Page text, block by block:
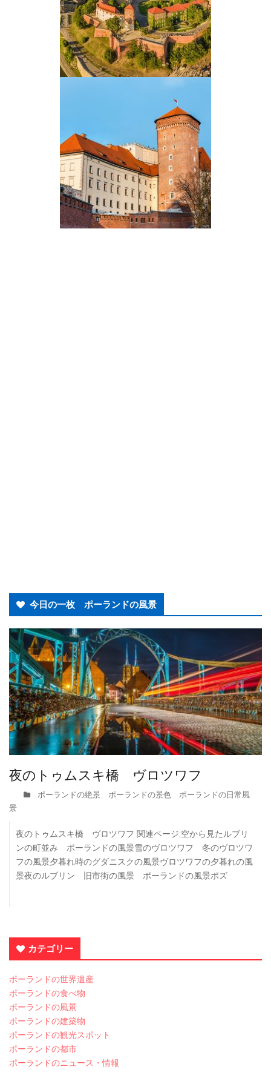
今日の一枚 ポーランドの風景
夜のトゥムスキ橋 ヴロツワフ
ポーランドの絶景 ポーランドの景色 ポーランドの日常風
景
夜のトゥムスキ橋 ヴロツワフ 関連ページ:空から見たルブリ
ンの町並み ポーランドの風景雪のヴロツワフ 冬のヴロツワ
フの風景夕暮れ時のグダニスクの風景ヴロツワフの夕暮れの風
景夜のルブリン 旧市街の風景 ポーランドの風景ポズ
カテゴリー
ポーランドの世界遺産
ポーランドの食べ物
ポーランドの風景
ポーランドの建築物
ポーランドの観光スポット
ポーランドの都市
ポーランドのニュース・情報